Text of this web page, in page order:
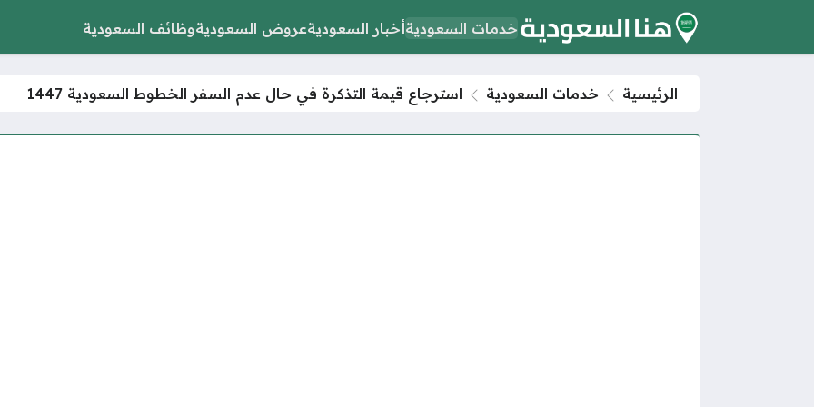
خدمات السعوديةأخبار السعوديةعروض السعوديةوظائف السعودية
الرئيسية خدمات السعودية استرجاع قيمة التذكرة في حال عدم السفر الخطوط السعودية 1447